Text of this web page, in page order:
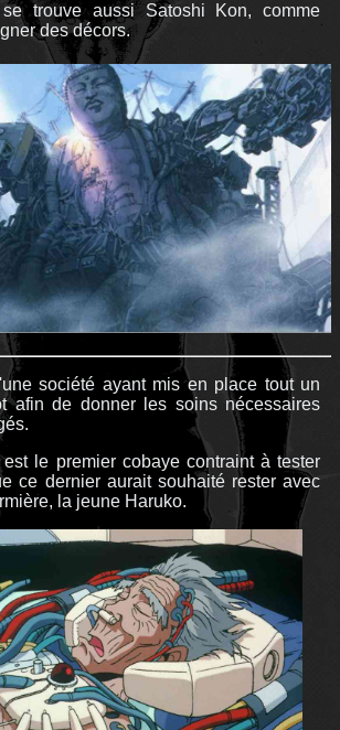
trouve aussi Satoshi Kon, comme
des décors.
société ayant mis en place tout un
afin de donner les soins nécessaires
est le premier cobaye contraint à tester
ce dernier aurait souhaité rester avec
la jeune Haruko.